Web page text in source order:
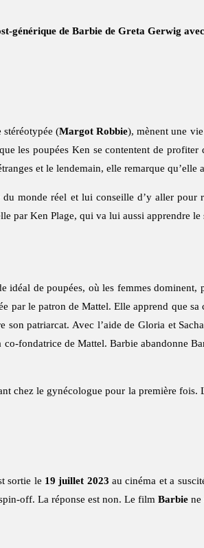
générique de Barbie de Greta Gerwig
stéréotypée (Margot Robbie), mènent une
les poupées Ken se contentent de profiter
et le lendemain, elle remarque
monde réel et lui conseille d’y aller
par Ken Plage, qui va lui aussi apprendre
idéal de poupées, où les femmes
par le patron de Mattel. Elle apprend que
patriarcat. Avec l’aide de Gloria et
fondatrice de Mattel. Barbie abandonne
chez le gynécologue pour la première
sortie le 19 juillet 2023 au cinéma et a
off. La réponse est non. Le film Barbie ne